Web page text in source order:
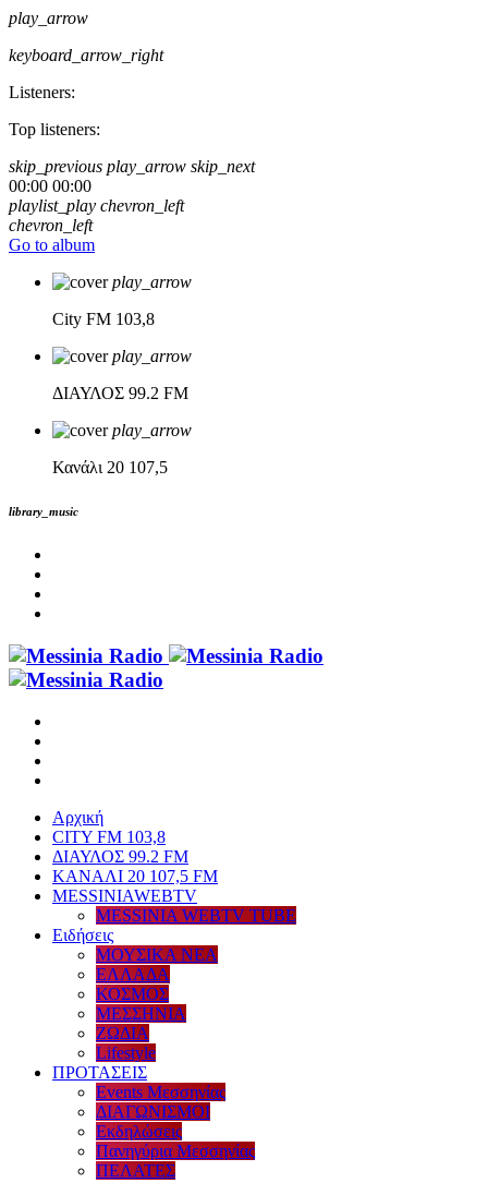
play_arrow
keyboard_arrow_right
Listeners:
Top listeners:
skip_previous play_arrow skip_next
00:00 00:00
playlist_play chevron_left
chevron_left
Go to album
play_arrow
City FM 103,8
play_arrow
ΔΙΑΥΛΟΣ 99.2 FM
play_arrow
Κανάλι 20 107,5
library_music
Αρχική
CITY FM 103,8
ΔΙΑΥΛΟΣ 99.2 FM
ΚΑΝΑΛΙ 20 107,5 FM
MESSINIAWEBTV
MESSINIA WEBTV TUBE
Eιδήσεις
ΜΟΥΣΙΚΑ ΝΕΑ
ΕΛΛΑΔΑ
ΚΟΣΜΟΣ
ΜΕΣΣΗΝΙΑ
ΖΩΔΙΑ
Lifestyle
ΠΡΟΤΑΣΕΙΣ
Events Μεσσηνίας
ΔΙΑΓΩΝΙΣΜΟΙ
Εκδηλώσεις
Πανηγύρια Μεσσηνίας
ΠΕΛΑΤΕΣ